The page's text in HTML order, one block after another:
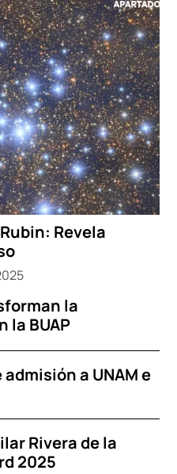
Revela
la
la BUAP
a UNAM e
Rivera de la
2025